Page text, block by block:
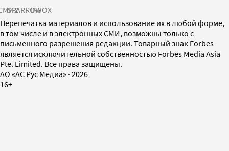
SPARROWINFOX
Перепечатка материалов и использование их в любой форме,
в том числе и в электронных СМИ, возможны только с
письменного разрешения редакции. Товарный знак Forbes
является исключительной собственностью Forbes Media Asia
Pte. Limited. Все права защищены.
AO «АС Рус Медиа» · 2026
16+